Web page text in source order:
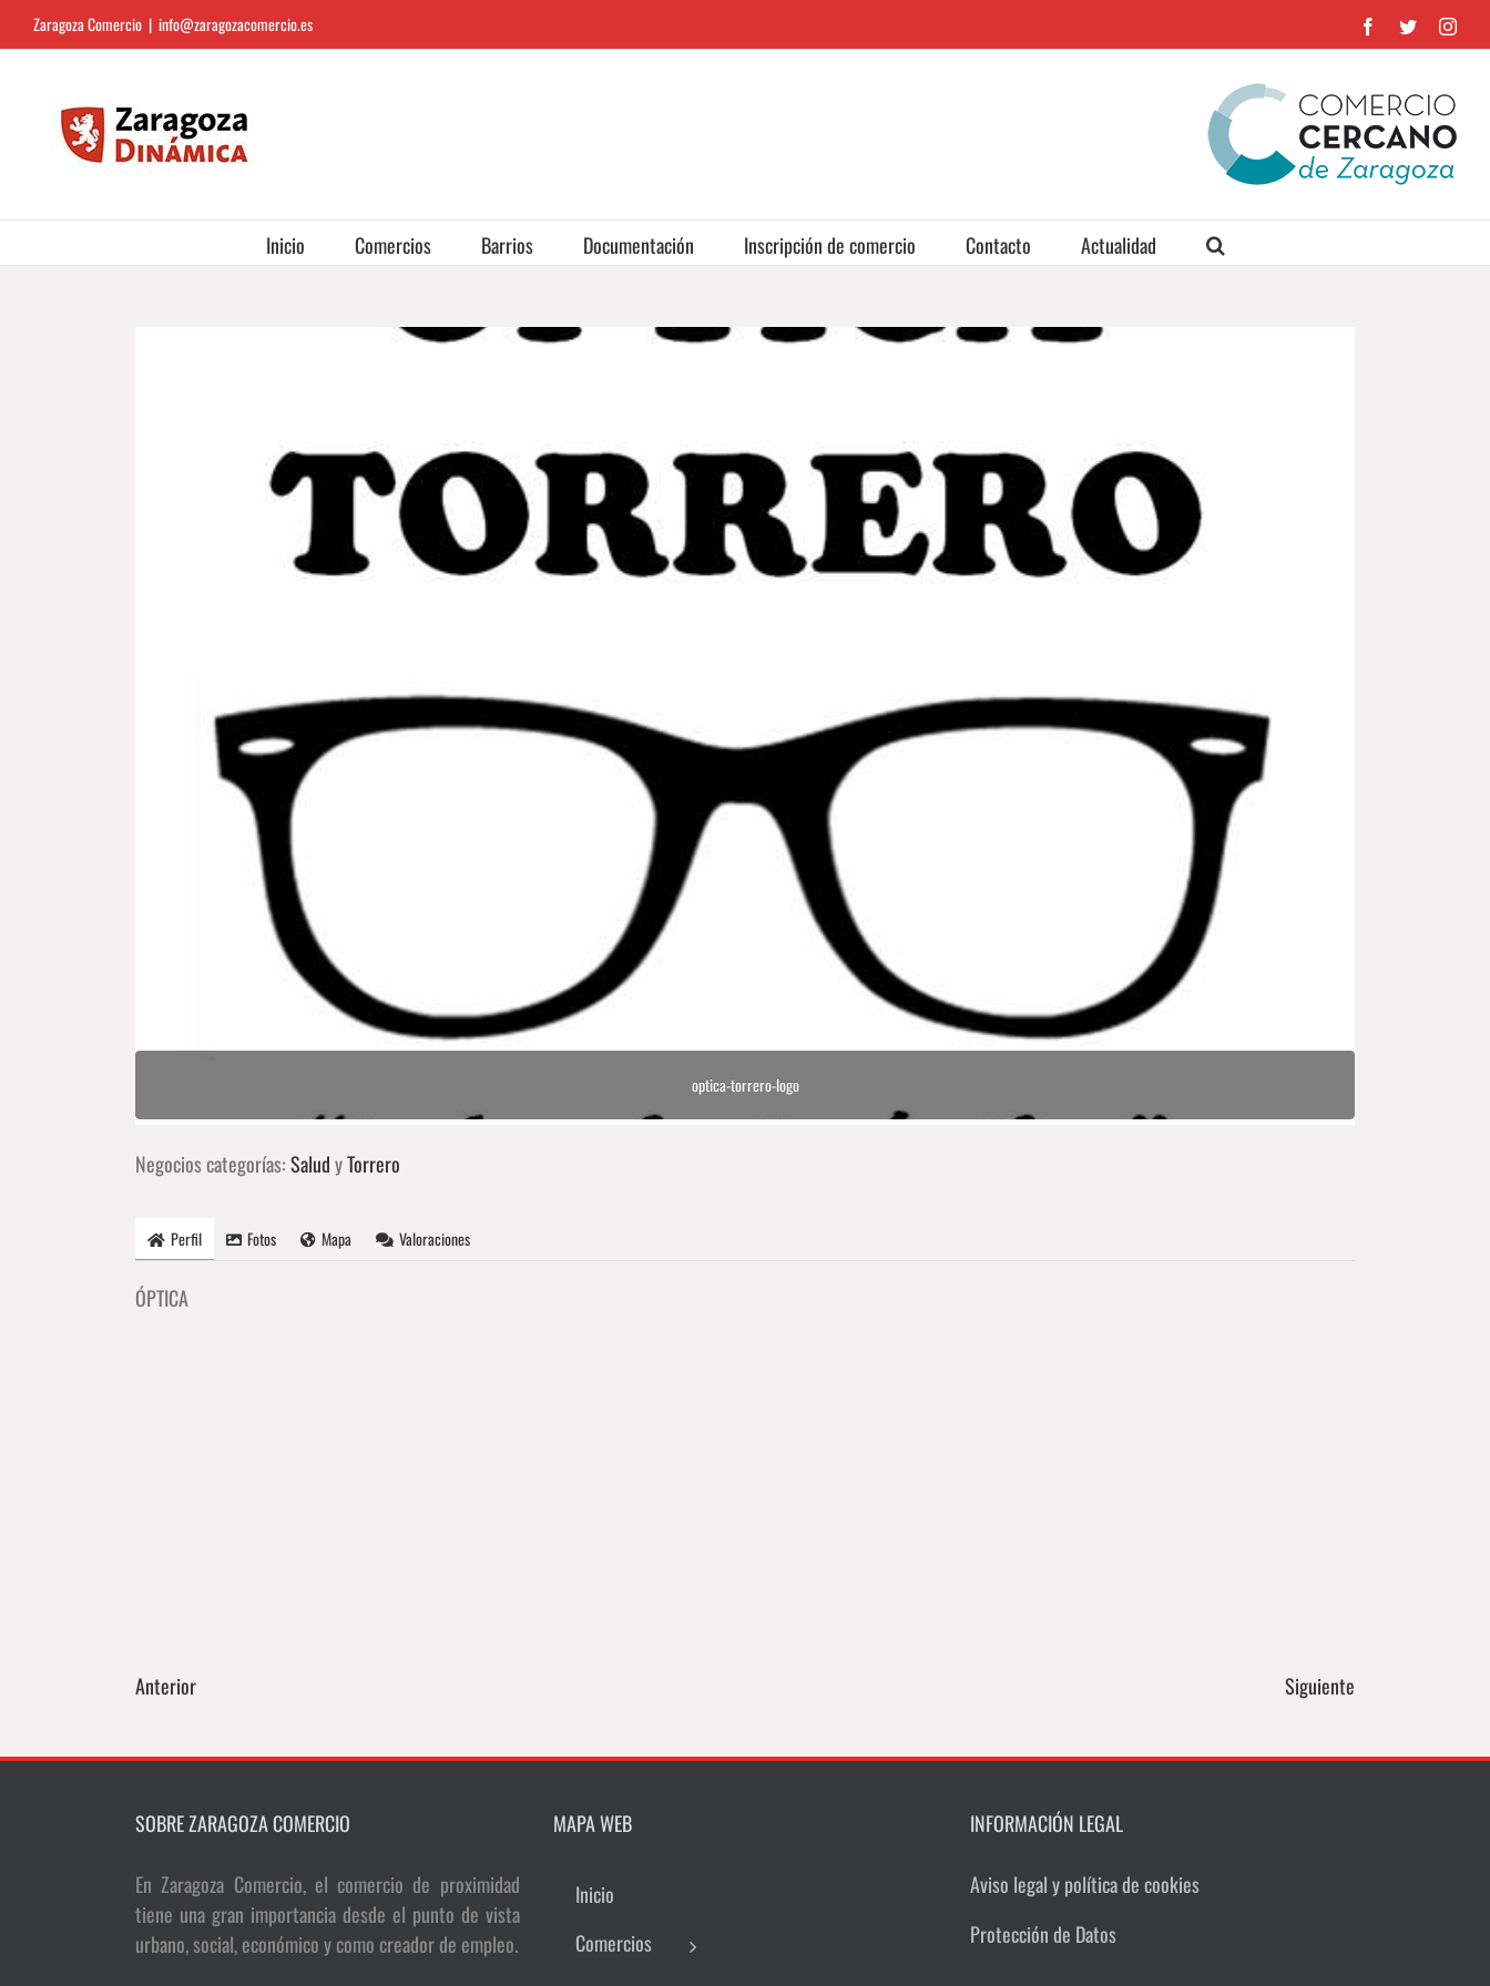
Saltar
al
Zaragoza Comercio | info@zaragozacomercio.es Facebook
Twitter
Inicio Comercios Barrios Documentación Inscripción de comercio Contacto Actualidad
optica-torrero-logo
Negocios categorías:SaludyTorrero
Perfil Fotos Mapa Valoraciones
ÓPTICA
Anterior Siguiente
SOBRE ZARAGOZA COMERCIO
En Zaragoza Comercio, el comercio de proximidad
tiene una gran importancia desde el punto de vista
urbano, social, económico y como creador de empleo.
MAPA WEB
Inicio
Comercios
INFORMACIÓN LEGAL
Aviso legal y política de cookies
Protección de Datos